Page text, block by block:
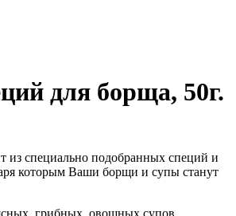
для борща, 50г.
из специально подобранных специй и
которым Ваши борщи и супы станут